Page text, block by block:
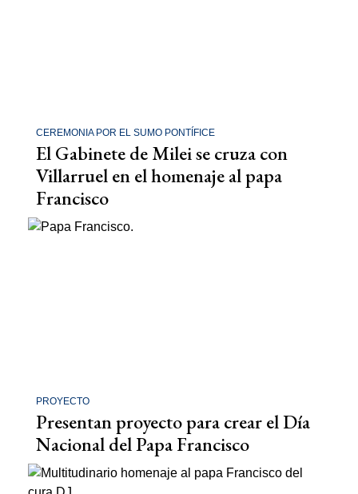
CEREMONIA POR EL SUMO PONTÍFICE
El Gabinete de Milei se cruza con
Villarruel en el homenaje al papa
Francisco
PROYECTO
Presentan proyecto para crear el Día
Nacional del Papa Francisco